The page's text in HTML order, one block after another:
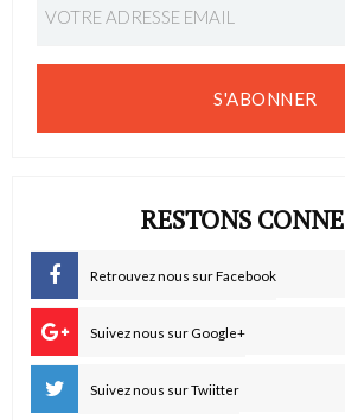
S'ABONNER
RESTONS
Retrouvez nous sur Facebook
Suivez nous sur Google+
Suivez nous sur Twiitter